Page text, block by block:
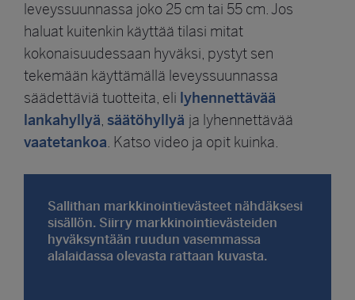
leveyssuunnassa joko 25 cm tai 55 cm. Jos
haluat kuitenkin käyttää tilasi mitat
kokonaisuudessaan hyväksi, pystyt sen
tekemään käyttämällä leveyssuunnassa
säädettäviä tuotteita, eli lyhennettävää
lankahyllyä, säätöhyllyä ja lyhennettävää
vaatetankoa. Katso video ja opit kuinka.
Sallithan markkinointievästeet nähdäksesi
sisällön. Siirry markkinointievästeiden
hyväksyntään ruudun vasemmassa
alalaidassa olevasta rattaan kuvasta.